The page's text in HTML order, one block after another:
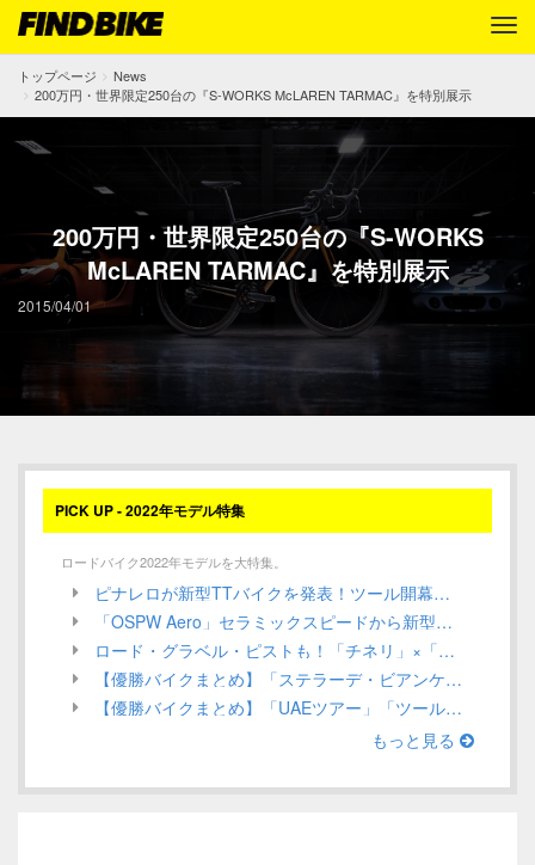
トップページ
News
200万円・世界限定250台の『S-WORKS McLAREN TARMAC』を特別展示
200万円・世界限定250台の『S-WORKS
McLAREN TARMAC』を特別展示
2015/04/01
PICK UP - 2022年モデル特集
ロードバイク2022年モデルを大特集。
ピナレロが新型TTバイクを発表！ツール開幕戦でガンナがステージ優勝を狙う！／ INEOS Grenadiers【Tour de France 2022】
「OSPW Aero」セラミックスピードから新型エアロプーリーシステムが発売！UCI規定による認定は？／CeramicSpeed
ロード・グラベル・ピストも！「チネリ」×「インテル」ミラノを代表する2つのアイコンがコラボアイテムを発表／Cinelli 2022年モデル ロードバイク
【優勝バイクまとめ】「ステラーデ・ビアンケ」ほか、3月第1週目／ロードレース 2022
【優勝バイクまとめ】「UAEツアー」「ツール・ド・ルワンダ」ほか、2月第4週目（Stage Race編）／ロードレース 2022
もっと見る